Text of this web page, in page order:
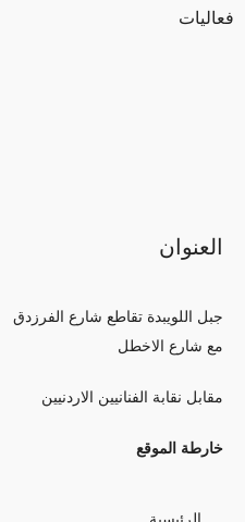
فعاليات
العنوان
جبل اللويبدة تقاطع شارع الفرزدق
مع شارع الاخطل
مقابل نقابة الفنانيين الاردنيين
خارطة الموقع